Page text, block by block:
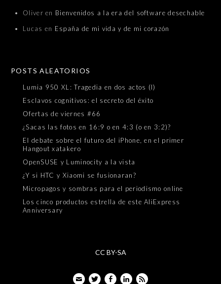
Oliver en Bienvenidos a la era del software desechable
Lucas en España de mi vida y de mi corazón
POSTS ALEATORIOS
Lumia 950 XL: Tragedia en dos actos (I)
Esclavos cognitivos: el secreto del éxito
Ofertas de viernes #66
¿Sacas las fotos en 16:9 o en 4:3 (o en 3:2)?
El debate sobre el futuro del iPhone, en el primer
Hangout xatakero
OpenSUSE y Luminocity a la vista
¿Y si HTC y Xiaomi se fusionaran?
Micropagos y sombras para el periodismo online
Los cinco productos estrella de este AliExpress
Anniversary
CC BY-SA
EmailTwitterFacebook
LinkedIn
Feed